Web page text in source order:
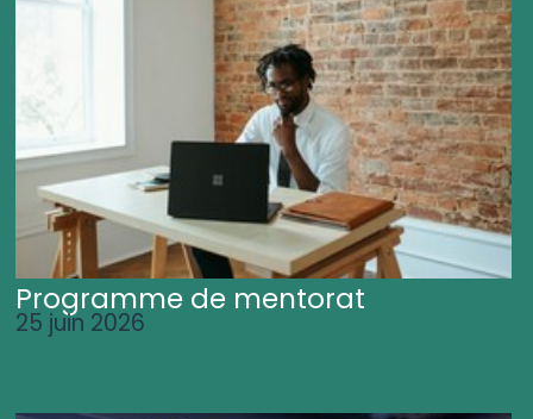
Programme de mentorat
25 juin 2026